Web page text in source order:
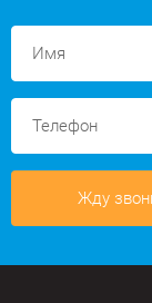
Жду